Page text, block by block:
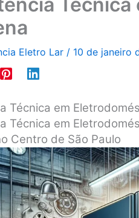
Eletro Lar / 10 de janeiro
Técnica em
Técnica em
Centro de São Paulo